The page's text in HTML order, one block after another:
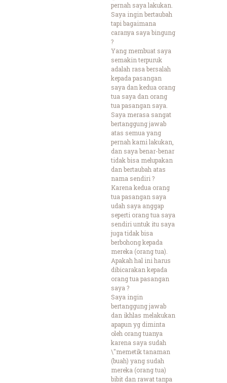
pernah saya lakukan.
Saya ingin bertaubah
tapi bagaimana
caranya saya bingung
?
Yang membuat saya
semakin terpuruk
adalah rasa bersalah
kepada pasangan
saya dan kedua orang
tua saya dan orang
tua pasangan saya.
Saya merasa sangat
bertanggung jawab
atas semua yang
pernah kami lakukan,
dan saya benar-benar
tidak bisa melupakan
dan bertaubah atas
nama sendiri ?
Karena kedua orang
tua pasangan saya
udah saya anggap
seperti orang tua saya
sendiri untuk itu saya
juga tidak bisa
berbohong kepada
mereka (orang tua).
Apakah hal ini harus
dibicarakan kepada
orang tua pasangan
saya ?
Saya ingin
bertanggung jawab
dan ikhlas melakukan
apapun yg diminta
oleh orang tuanya
karena saya sudah
\"memetik tanaman
(buah) yang sudah
mereka (orang tua)
bibit dan rawat tanpa